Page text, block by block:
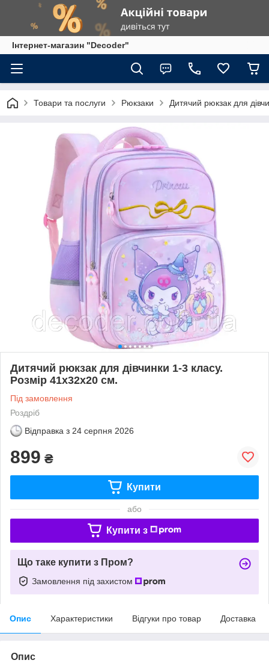
Інтернет-магазин "Decoder"
Товари та послуги Рюкзаки Дитячий рюкзак для
Дитячий рюкзак для дівчинки 1-3 класу.
Розмір 41х32х20 см.
Під замовлення
Роздріб
Відправка з 24 серпня 2026
899 ₴
Купити
або
Купити з
Що таке купити з Пром?
Замовлення під захистом
Опис Характеристики Відгуки про товар Доставка
Опис